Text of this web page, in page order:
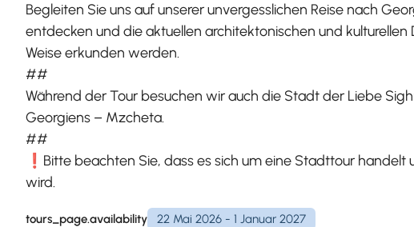
Begleiten Sie uns auf unserer unvergesslichen Reise nach
entdecken und die aktuellen architektonischen und
Weise erkunden werden.
##
Während der Tour besuchen wir auch die Stadt der Liebe
Georgiens – Mzcheta.
##
❗Bitte beachten Sie, dass es sich um eine Stadttour
wird.
tours_page.availability 22 Mai 2026 - 1 Januar 2027